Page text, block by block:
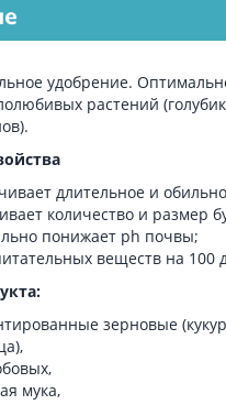
удобрение.
растений
длительное и
количество и размер
понижает ph почвы;
веществ на 100
зерновые
мука,